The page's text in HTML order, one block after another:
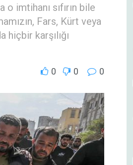
imtihanı sıfırın bile
Fars, Kürt veya
hiçbir karşılığı
0 0 0